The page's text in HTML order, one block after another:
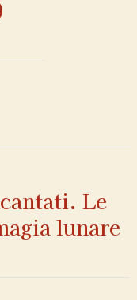
Le
lunare